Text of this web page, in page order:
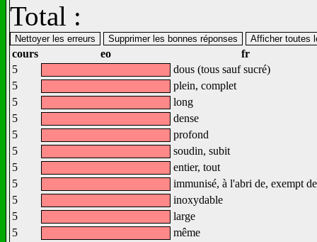
Total :
cours eo
fr
5
dous (tous sauf sucré)
5
plein, complet
5
long
5
dense
5
profond
5
soudin, subit
5
entier, tout
5
immunisé, à l'abri de, exempt de
5
inoxydable
5
large
5
même